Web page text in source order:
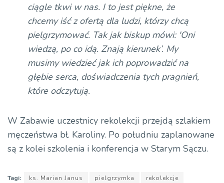
ciągle tkwi w nas. I to jest piękne, że
chcemy iść z ofertą dla ludzi, którzy chcą
pielgrzymować. Tak jak biskup mówi: 'Oni
wiedzą, po co idą. Znają kierunek’. My
musimy wiedzieć jak ich poprowadzić na
głębie serca, doświadczenia tych pragnień,
które odczytują.
W Zabawie uczestnicy rekolekcji przejdą szlakiem
męczeństwa bł. Karoliny. Po południu zaplanowane
są z kolei szkolenia i konferencja w Starym Sączu.
Tagi: ks. Marian Janus pielgrzymka
rekolekcje